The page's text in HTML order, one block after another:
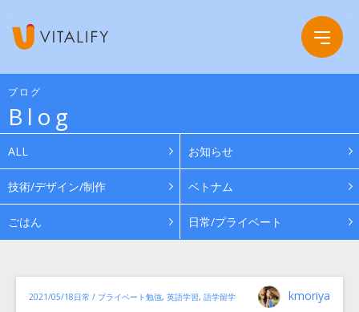
Company
会社概要
グループ会社
Service
Work
News
ブログ
Blog
ALL お知らせ
技術/デザイン/制作 ベトナム
ごはん 日常/プライベート
投
稿
kmoriya
投
2021/05/18カ
テ
日常 / プライベートタ
グ
勉強, 英語学習, 語学留学